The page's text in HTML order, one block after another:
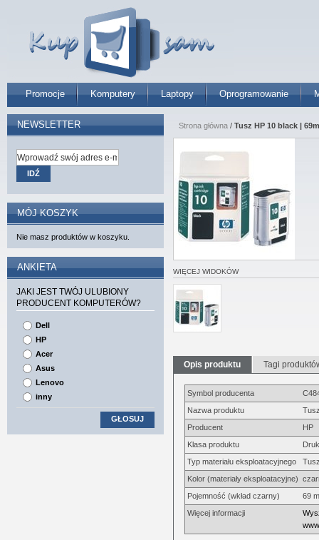
Promocje Komputery Laptopy Oprogramowanie
Strona główna / Tusz HP 10 black |
WIĘCEJ WIDOKÓW
Opis produktu Tagi
Symbol producenta
Nazwa produktu
Producent
HP
Klasa produktu
Typ materiału eksploatacyjnego
Kolor (materiały eksploatacyjne)
Pojemność (wkład czarny)
69
Więcej informacji
NEWSLETTER
IDŹ
MÓJ KOSZYK
Nie masz produktów w koszyku.
ANKIETA
JAKI JEST TWÓJ ULUBIONY
PRODUCENT KOMPUTERÓW?
Dell
HP
Acer
Asus
Lenovo
inny
GŁOSUJ